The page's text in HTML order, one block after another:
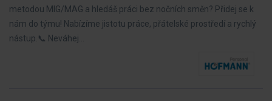
metodou MIG/MAG a hledáš práci bez nočních směn? Přidej se k
nám do týmu! Nabízíme jistotu práce, přátelské prostředí a rychlý
nástup.📞 Neváhej…